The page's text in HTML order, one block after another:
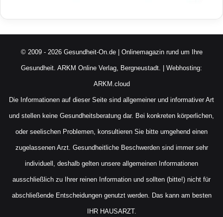
© 2009 - 2026 Gesundheit-On.de | Onlinemagazin rund um Ihre
Gesundheit. ARKM Online Verlag, Bergneustadt. | Webhosting:
ARKM.cloud
Die Informationen auf dieser Seite sind allgemeiner und informativer Art
und stellen keine Gesundheitsberatung dar. Bei konkreten körperlichen,
oder seelischen Problemen, konsultieren Sie bitte umgehend einen
zugelassenen Arzt. Gesundheitliche Beschwerden sind immer sehr
individuell, deshalb gelten unsere allgemeinen Informationen
ausschließlich zu Ihrer reinen Information und sollten (bitte!) nicht für
abschließende Entscheidungen genutzt werden. Das kann am besten
IHR HAUSARZT.